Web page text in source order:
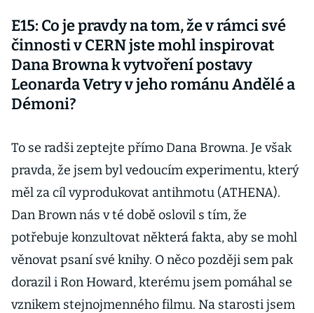
E15: Co je pravdy na tom, že v rámci své
činnosti v CERN jste mohl inspirovat
Dana Browna k vytvoření postavy
Leonarda Vetry v jeho románu Andělé a
Démoni?
To se radši zeptejte přímo Dana Browna. Je však
pravda, že jsem byl vedoucím experimentu, který
měl za cíl vyprodukovat antihmotu (ATHENA).
Dan Brown nás v té době oslovil s tím, že
potřebuje konzultovat některá fakta, aby se mohl
věnovat psaní své knihy. O něco později sem pak
dorazil i Ron Howard, kterému jsem pomáhal se
vznikem stejnojmenného filmu. Na starosti jsem